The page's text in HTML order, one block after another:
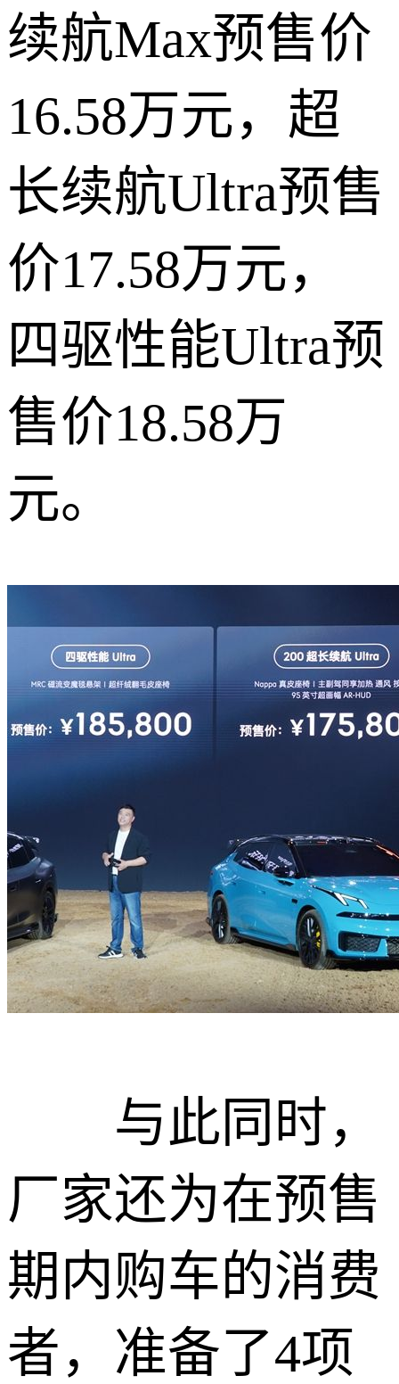
续航Max预售价
16.58万元，超
长续航Ultra预售
价17.58万元，
四驱性能Ultra预
售价18.58万
元。
与此同时，
厂家还为在预售
期内购车的消费
者，准备了4项